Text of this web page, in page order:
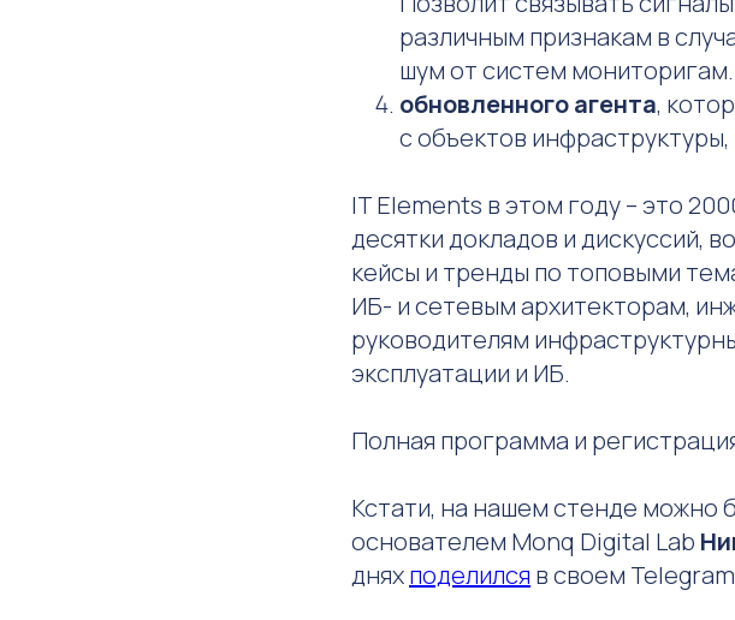
различным признакам в
шум от систем мониторигам.
обновленного агента,
с объектов
IT Elements в этом году – это
десятки докладов и дискуссий,
кейсы и тренды по топовыми
ИБ- и сетевым архитекторам,
руководителям
эксплуатации и ИБ.
Полная программа и
Кстати, на нашем стенде можно
основателем Monq Digital Lab
дняхподелился в своем